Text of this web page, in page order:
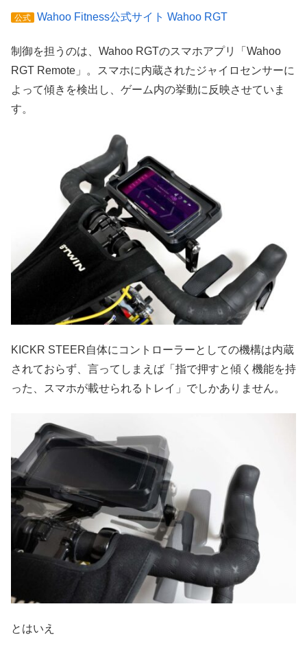
公式 Wahoo Fitness公式サイト Wahoo RGT
制御を担うのは、Wahoo RGTのスマホアプリ「Wahoo
RGT Remote」。スマホに内蔵されたジャイロセンサーに
よって傾きを検出し、ゲーム内の挙動に反映させていま
す。
KICKR STEER自体にコントローラーとしての機構は内蔵
されておらず、言ってしまえば「指で押すと傾く機能を持
った、スマホが載せられるトレイ」でしかありません。
とはいえ